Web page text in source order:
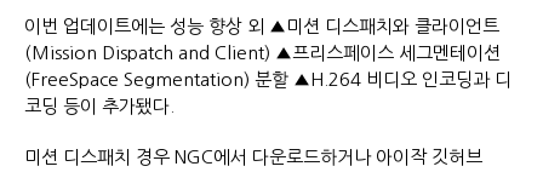
이번 업데이트에는 성능 향상 외 ▲미션 디스패치와 클라이언트
(Mission Dispatch and Client) ▲프리스페이스 세그멘테이션
(FreeSpace Segmentation) 분할 ▲H.264 비디오 인코딩과 디
코딩 등이 추가됐다.
미션 디스패치 경우 NGC에서 다운로드하거나 아이작 깃허브